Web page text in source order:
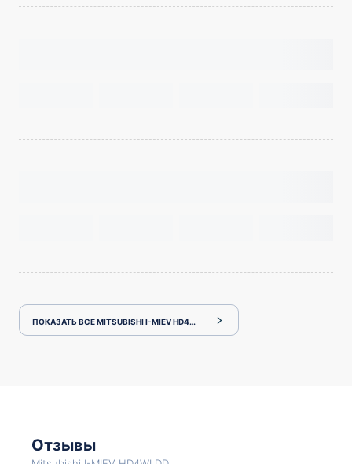
ПОКАЗАТЬ ВСЕ MITSUBISHI I-MIEV HD4WLDD
Отзывы